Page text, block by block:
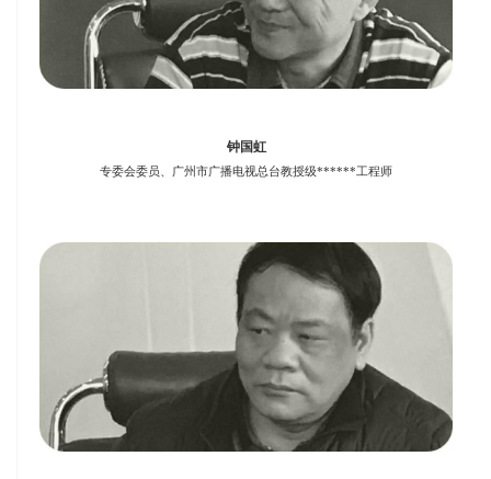
钟国虹
专委会委员、广州市广播电视总台教授级******工程师